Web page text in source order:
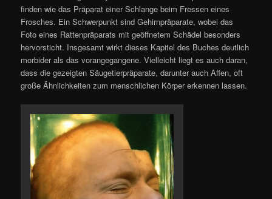
finden wie das Präparat einer Schlange beim Fressen eines
Frosches. Ein Schwerpunkt sind Gehirnpräparate, wobei das
Foto eines Rattenpräparats mit geöffnetem Schädel besonders
hervorsticht. Insgesamt wirkt dieses Kapitel des Buches deutlich
morbider als das vorangegangene. Vielleicht liegt es auch daran,
dass die gezeigten Säugetierpräparate, darunter auch Affen, oft
große Ähnlichkeiten zum menschlichen Körper erkennen lassen.